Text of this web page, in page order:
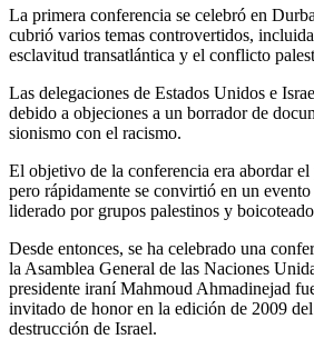
La primera conferencia se celebró en
cubrió varios temas controvertidos,
esclavitud transatlántica y el conflicto
Las delegaciones de Estados Unidos e
debido a objeciones a un borrador de
sionismo con el racismo.
El objetivo de la conferencia era abordar
pero rápidamente se convirtió en un
liderado por grupos palestinos y
Desde entonces, se ha celebrado una
la Asamblea General de las Naciones
presidente iraní Mahmoud Ahmadinejad
invitado de honor en la edición de 2009
destrucción de Israel.